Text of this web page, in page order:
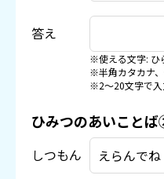
答え
※使える文字: ひ
※半角カタカナ
※2〜20文字で入
ひみつのあいこと
しつもん